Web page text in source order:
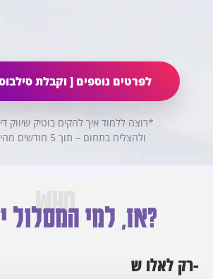
לפרטים נוספים [ וקבלת
*רוצה ללמוד איך להקים בוטיק שיווק
ולהצליח בתחום – תוך 5 חודשים מהיום!
WHO אז, למי המסלול יתאים?
רק לאלו ש-